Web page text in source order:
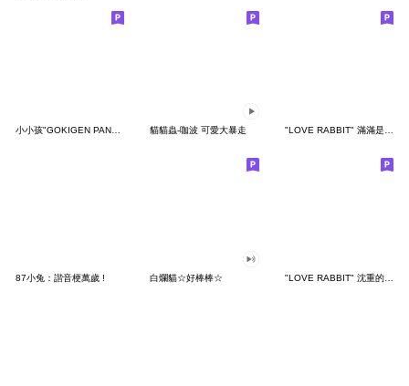
小小孩"GOKIGEN PANDA" 台灣版 貓貓蟲-咖波 可愛大暴走 "LOVE RABBIT" 滿滿是愛 台灣版
87小兔：諧音梗萬歲 ! 白爛貓☆好棒棒☆ "LOVE RABBIT" 沈重的愛 台灣版